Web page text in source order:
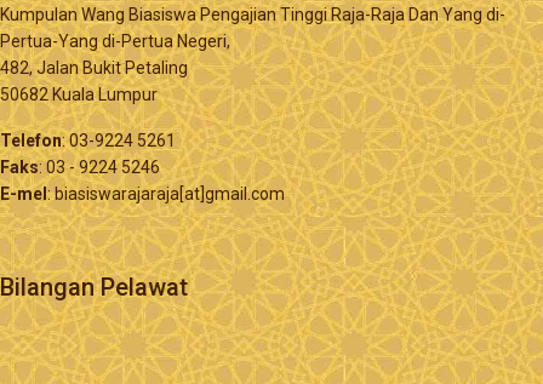
Kumpulan Wang Biasiswa Pengajian Tinggi Raja-Raja Dan Yang di-
Pertua-Yang di-Pertua Negeri,
482, Jalan Bukit Petaling
50682 Kuala Lumpur
Telefon: 03-9224 5261
Faks: 03 - 9224 5246
E-mel: biasiswarajaraja[at]gmail.com
Bilangan Pelawat